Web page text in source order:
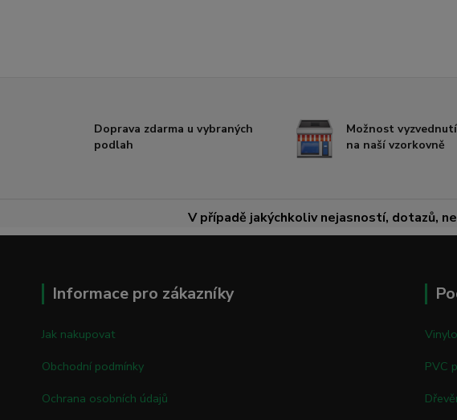
Doprava zdarma u vybraných
podlah
Možnost
na naší vzorkovně
V případě jakýchkoliv nejasností, dotazů,
Informace pro zákazníky
Jak nakupovat
Obchodní podmínky
Ochrana osobních údajů
PVC